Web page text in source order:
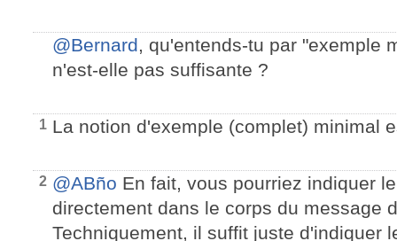
@Bernard, qu'entends-tu par "exemple
n'est-elle pas suffisante ?
1 La notion d'exemple (complet) minimal
2 @ABño En fait, vous pourriez indiquer
directement dans le corps du message
Techniquement, il suffit juste d'indiquer